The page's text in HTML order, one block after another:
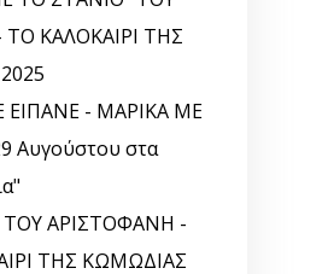
ΚΑΛΟΚΑΙΡΙ ΤΗΣ
ΕΙΠΑΝΕ - ΜΑΡΙΚΑ ΜΕ
Αυγούστου στα
ΤΟΥ ΑΡΙΣΤΟΦΑΝΗ -
ΤΗΣ ΚΩΜΩΔΙΑΣ